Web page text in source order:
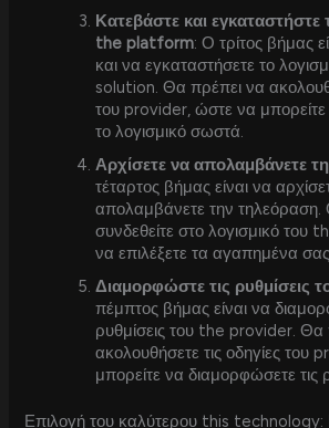
Κατεβάστε και εγκαταστήστε
the platform: Ο τρίτος βήμας
και να εγκαταστήσετε το
solution. Θα πρέπει να
του provider, ώστε να μπορείτε
το λογισμικό σωστά.
Αρχίσετε να απολαμβάνετε
τέταρτος βήμας είναι να
απολαμβάνετε την
συνδεθείτε στο λογισμικό του
να επιλέξετε τα αγαπημένα
Διαμορφώστε τις ρυθμίσεις
πέμπτος βήμας είναι να
ρυθμίσεις του the provider. Θα
ακολουθήσετε τις οδηγίες του
μπορείτε να διαμορφώσετε τις
Επιλογή του καλύτερου this technology: